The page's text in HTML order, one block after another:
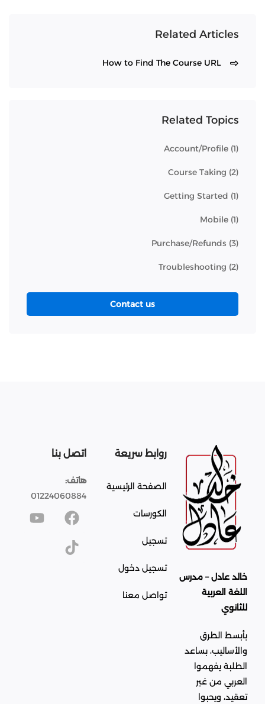
Related Articles
How to Find The Course URL
Related Topics
Account/Profile (1)
Course Taking (2)
Getting Started (1)
Mobile (1)
Purchase/Refunds (3)
Troubleshooting (2)
Contact us
خالد عادل – مدرس
اللغة العربية
للثانوي
بأبسط الطرق
والأساليب، بساعد
الطلبة يفهموا
العربي من غير
تعقيد، ويحبوا
روابط سريعة
الصفحة الرئيسية
الكورسات
تسجيل
تسجيل دخول
تواصل معنا
اتصل بنا
هاتف:
01224060884